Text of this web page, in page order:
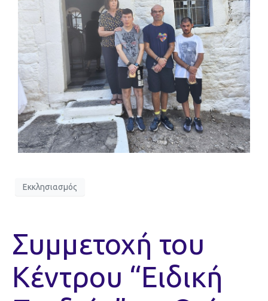
Εκκλησιασμός
Συμμετοχή του
Κέντρου “Ειδική